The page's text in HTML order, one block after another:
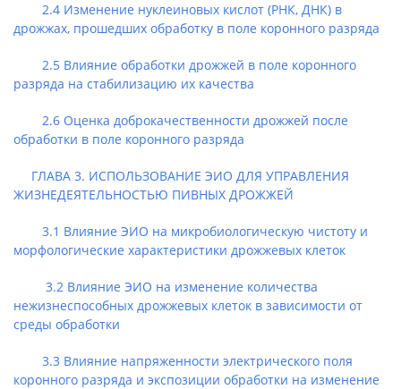
2.4 Изменение нуклеиновых кислот (РНК, ДНК) в
дрожжах, прошедших обработку в поле коронного разряда
2.5 Влияние обработки дрожжей в поле коронного
разряда на стабилизацию их качества
2.6 Оценка доброкачественности дрожжей после
обработки в поле коронного разряда
ГЛАВА 3. ИСПОЛЬЗОВАНИЕ ЭИО ДЛЯ УПРАВЛЕНИЯ
ЖИЗНЕДЕЯТЕЛЬНОСТЬЮ ПИВНЫХ ДРОЖЖЕЙ
3.1 Влияние ЭИО на микробиологическую чистоту и
морфологические характеристики дрожжевых клеток
3.2 Влияние ЭИО на изменение количества
нежизнеспособных дрожжевых клеток в зависимости от
среды обработки
3.3 Влияние напряженности электрического поля
коронного разряда и экспозиции обработки на изменение